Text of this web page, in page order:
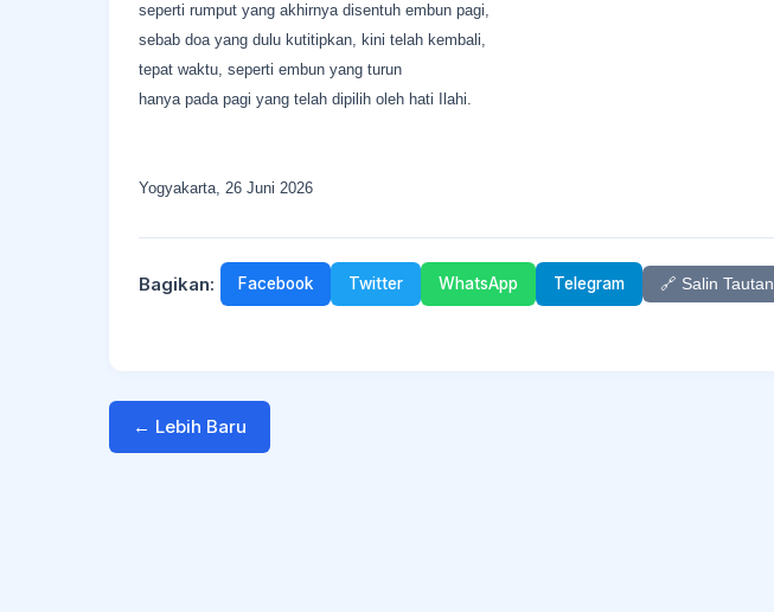
seperti rumput yang akhirnya disentuh embun pagi,
sebab doa yang dulu kutitipkan, kini telah kembali,
tepat waktu, seperti embun yang turun
hanya pada pagi yang telah dipilih oleh hati Ilahi.
Yogyakarta, 26 Juni 2026
Bagikan: Facebook Twitter WhatsApp Telegram 🔗 Salin Tautan
← Lebih Baru